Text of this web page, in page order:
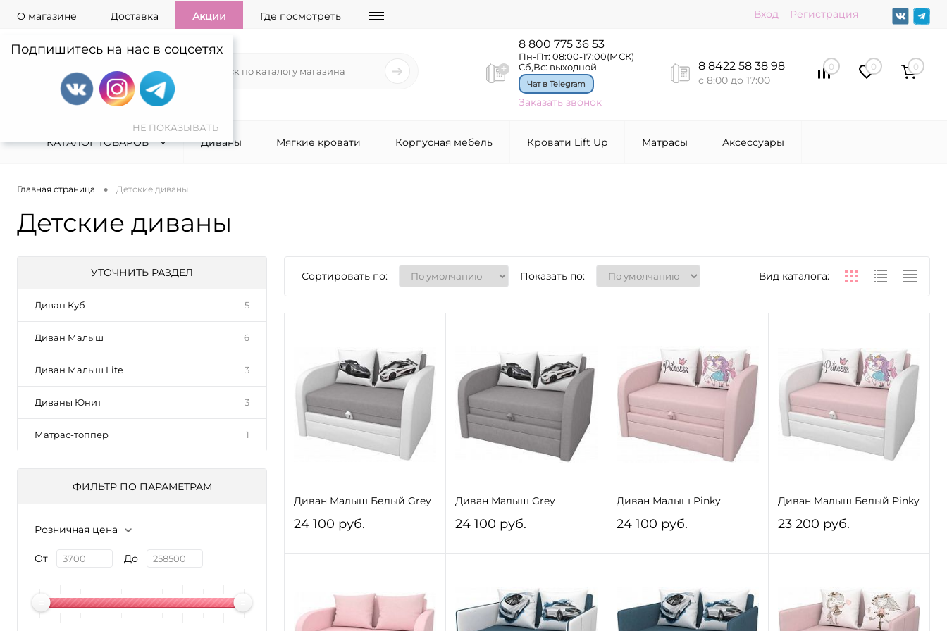
Подпишитесь на нас в соцсетях
О магазине Доставка Акции Где посмотреть Вход Регистрация
8 800 775 36 53
Пн-Пт: 08:00-17:00(МСК)
Сб,Вс: выходной
Чат в Telegram
Заказать звонок
8 8422 58 38 98
с 8:00 до 17:00
0 0 0
КАТАЛОГ ТОВАРОВ Диваны Мягкие кровати Корпусная мебель Кровати Lift Up Матрасы Аксессуары
Главная страница • Детские диваны
Детские диваны
УТОЧНИТЬ РАЗДЕЛ
Диван Куб 5
Диван Малыш 6
Диван Малыш Lite 3
Диваны Юнит 3
Матрас-топпер 1
ФИЛЬТР ПО ПАРАМЕТРАМ
Розничная цена
От До
Сортировать по: Показать по: Вид каталога:
Диван Малыш Белый Grey
24 100 руб.
В избранное Под заказ
Диван Малыш Grey
24 100 руб.
В избранное Под заказ
Диван Малыш Pinky
24 100 руб.
В избранное Под заказ
Диван Малыш Белый Pinky
23 200 руб.
В избранное Под заказ